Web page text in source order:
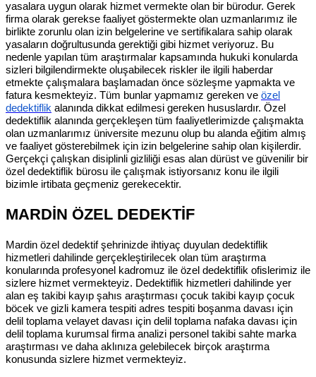
yasalara uygun olarak hizmet vermekte olan bir bürodur. Gerek
firma olarak gerekse faaliyet göstermekte olan uzmanlarımız ile
birlikte zorunlu olan izin belgelerine ve sertifikalara sahip olarak
yasaların doğrultusunda gerektiği gibi hizmet veriyoruz. Bu
nedenle yapılan tüm araştırmalar kapsamında hukuki konularda
sizleri bilgilendirmekte oluşabilecek riskler ile ilgili haberdar
etmekte çalışmalara başlamadan önce sözleşme yapmakta ve
fatura kesmekteyiz. Tüm bunlar yapmamız gereken ve özel
dedektiflik alanında dikkat edilmesi gereken hususlardır. Özel
dedektiflik alanında gerçekleşen tüm faaliyetlerimizde çalışmakta
olan uzmanlarımız üniversite mezunu olup bu alanda eğitim almış
ve faaliyet gösterebilmek için izin belgelerine sahip olan kişilerdir.
Gerçekçi çalışkan disiplinli gizliliği esas alan dürüst ve güvenilir bir
özel dedektiflik bürosu ile çalışmak istiyorsanız konu ile ilgili
bizimle irtibata geçmeniz gerekecektir.
MARDİN ÖZEL DEDEKTİF
Mardin özel dedektif şehrinizde ihtiyaç duyulan dedektiflik
hizmetleri dahilinde gerçekleştirilecek olan tüm araştırma
konularında profesyonel kadromuz ile özel dedektiflik ofislerimiz ile
sizlere hizmet vermekteyiz. Dedektiflik hizmetleri dahilinde yer
alan eş takibi kayıp şahıs araştırması çocuk takibi kayıp çocuk
böcek ve gizli kamera tespiti adres tespiti boşanma davası için
delil toplama velayet davası için delil toplama nafaka davası için
delil toplama kurumsal firma analizi personel takibi sahte marka
araştırması ve daha aklınıza gelebilecek birçok araştırma
konusunda sizlere hizmet vermekteyiz.